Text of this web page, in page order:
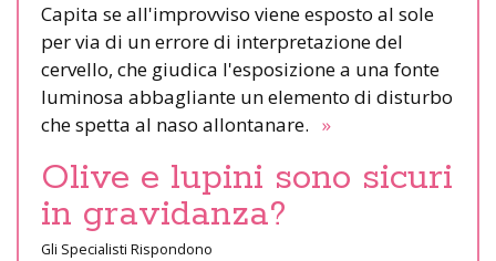
Capita se all'improvviso viene esposto al sole
per via di un errore di interpretazione del
cervello, che giudica l'esposizione a una fonte
luminosa abbagliante un elemento di disturbo
che spetta al naso allontanare. »
Olive e lupini sono sicuri
in gravidanza?
Gli Specialisti Rispondono